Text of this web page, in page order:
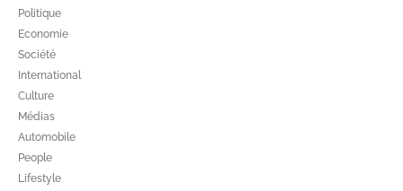
Politique
Economie
Société
International
Culture
Médias
Automobile
People
Lifestyle